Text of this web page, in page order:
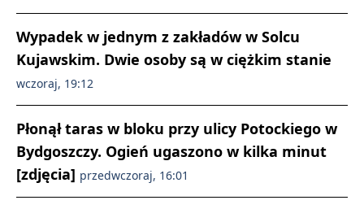
Wypadek w jednym z zakładów w Solcu
Kujawskim. Dwie osoby są w ciężkim stanie
wczoraj, 19:12
Płonął taras w bloku przy ulicy Potockiego w
Bydgoszczy. Ogień ugaszono w kilka minut
[zdjęcia] przedwczoraj, 16:01